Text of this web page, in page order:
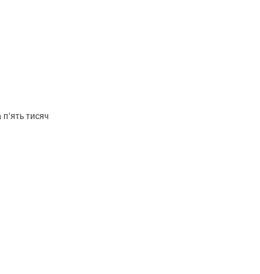
тисяч